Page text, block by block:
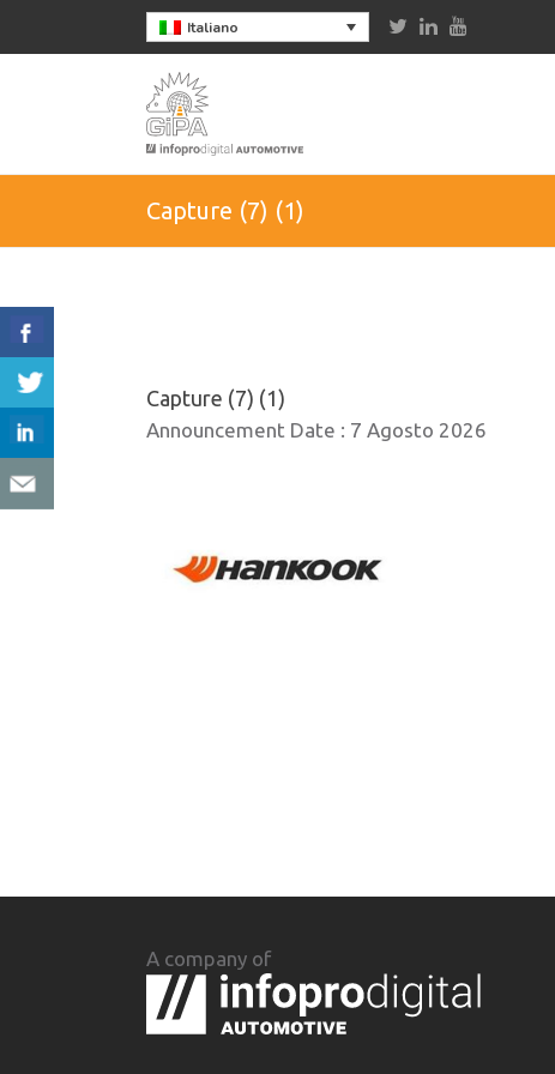
Italiano
Capture (7) (1)
Capture (7) (1)
Announcement Date : 7 Agosto 2026
A company of